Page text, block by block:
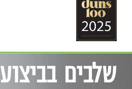
שלבים בביצוע